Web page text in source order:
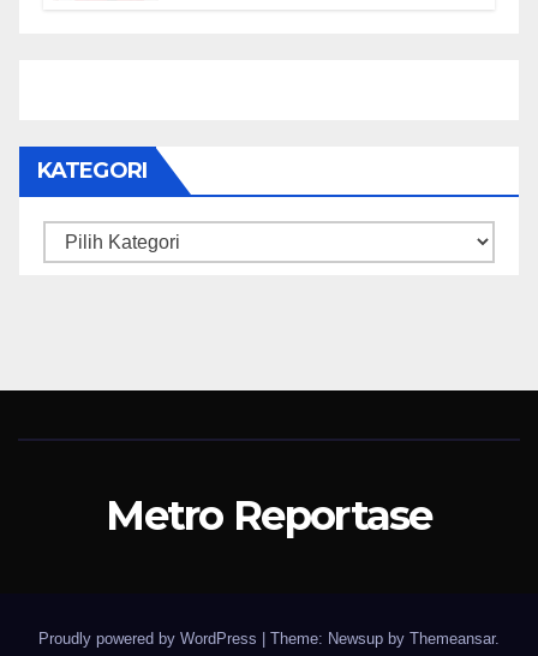
KATEGORI
Kategori
Metro Reportase
Proudly powered by WordPress | Theme: Newsup by Themeansar.